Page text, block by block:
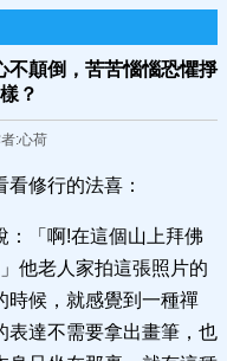
不顛倒，苦苦惱惱恐懼掙
？
:心荷
修行的法喜：
：「啊!在這個山上拜佛
他老人家拍這張照片的
時候，就感覺到一種禪
表達不需要拿出畫筆，也